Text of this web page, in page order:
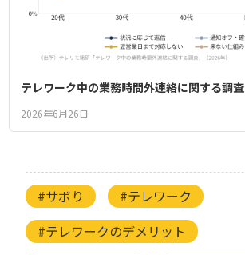
テレワーク中の業務時間外連絡に関する調査
2026年6月26日
#サボり
#テレワーク
#テレワークのデメリット